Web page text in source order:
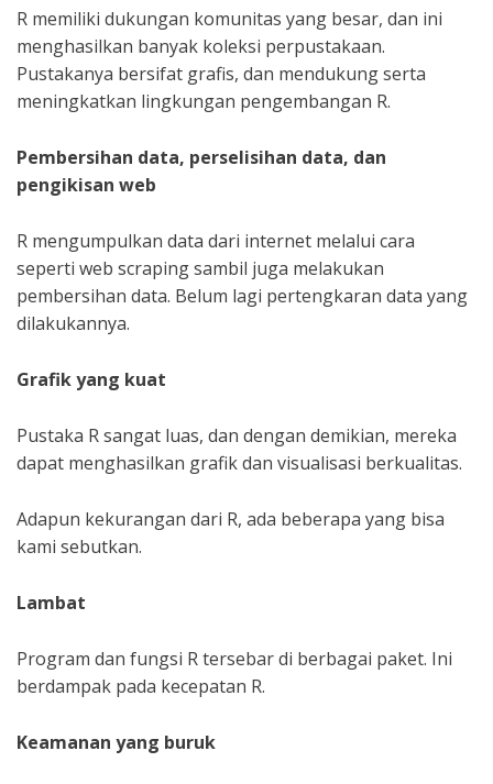
R memiliki dukungan komunitas yang besar, dan ini
menghasilkan banyak koleksi perpustakaan.
Pustakanya bersifat grafis, dan mendukung serta
meningkatkan lingkungan pengembangan R.
Pembersihan data, perselisihan data, dan
pengikisan web
R mengumpulkan data dari internet melalui cara
seperti web scraping sambil juga melakukan
pembersihan data. Belum lagi pertengkaran data yang
dilakukannya.
Grafik yang kuat
Pustaka R sangat luas, dan dengan demikian, mereka
dapat menghasilkan grafik dan visualisasi berkualitas.
Adapun kekurangan dari R, ada beberapa yang bisa
kami sebutkan.
Lambat
Program dan fungsi R tersebar di berbagai paket. Ini
berdampak pada kecepatan R.
Keamanan yang buruk